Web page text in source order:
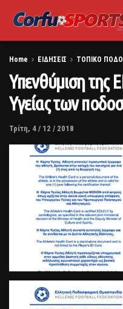
Home ΕΙΔΗΣΕΙΣ ΤΟΠΙΚΟ
Υπενθύμιση της
Υγείας των
Τρίτη, 4 / 12 / 2018